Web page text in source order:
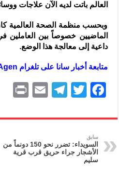
العالم باتت لديه الآن علاجات
وبحسب منظمة الصحة العالمية
داعية إلى معالجة هذا الوضع.
متابعة أخبار سانا على تلغرام https://t.me/SyrianArabNewsAgen
F
c
e
b
T
itt
T
e
a
E
ai
سابق
السويداء: تضرر نحو 150 دونماً من
الأشجار جراء حريق قرب قرية
سليم